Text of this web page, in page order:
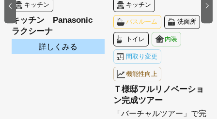
キッチン
キッチン Panasonic
ラクシーナ
詳しくみる
キッチン
バスルーム 洗面所
トイレ 内装
間取り変更
機能性向上
Ｔ様邸フルリノベーショ
ン完成ツアー
「バーチャルツアー」で完